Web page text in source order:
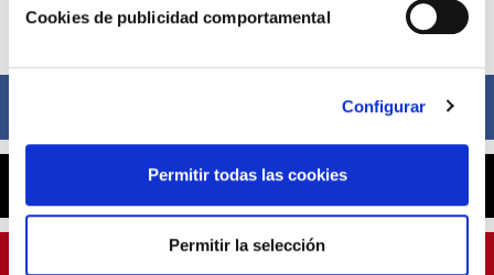
Cookies de publicidad comportamental
Configurar
Permitir todas las cookies
Permitir la selección
Compártelo ahora